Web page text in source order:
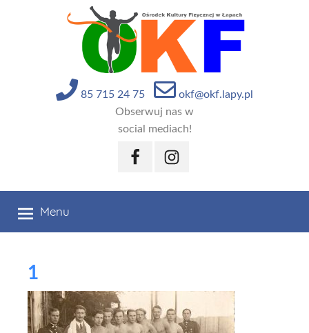
85 715 24 75
okf@okf.lapy.pl
Obserwuj nas w
social mediach!
FacebookInstagram
Menu
1